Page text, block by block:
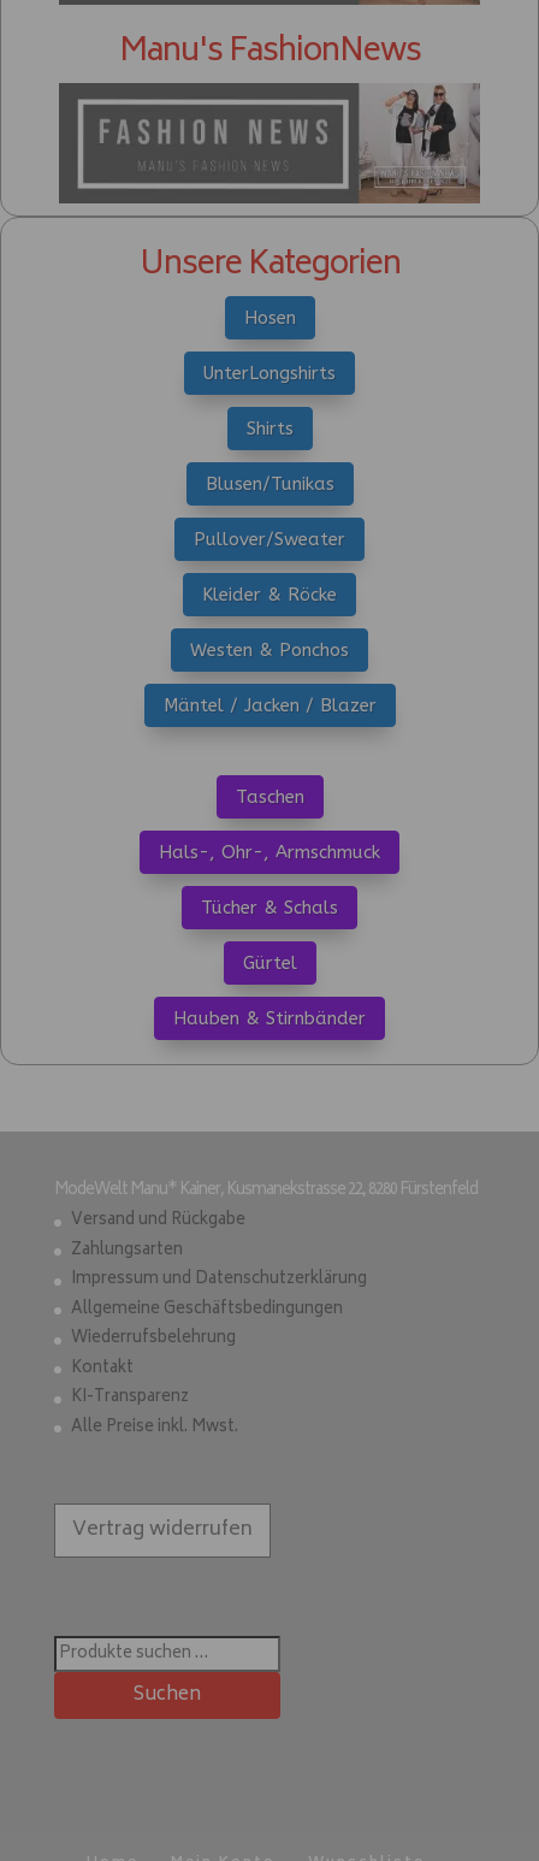
Manu's FashionNews
Unsere Kategorien
Hosen
UnterLongshirts
Shirts
Blusen/Tunikas
Pullover/Sweater
Kleider & Röcke
Westen & Ponchos
Mäntel / Jacken / Blazer
Taschen
Hals-, Ohr-, Armschmuck
Tücher & Schals
Gürtel
Hauben & Stirnbänder
ModeWelt Manu* Kainer, Kusmanekstrasse 22, 8280 Fürstenfeld
Versand und Rückgabe
Zahlungsarten
Impressum und Datenschutzerklärung
Allgemeine Geschäftsbedingungen
Wiederrufsbelehrung
Kontakt
KI-Transparenz
Alle Preise inkl. Mwst.
Vertrag widerrufen
Suchen
nach:
Suchen